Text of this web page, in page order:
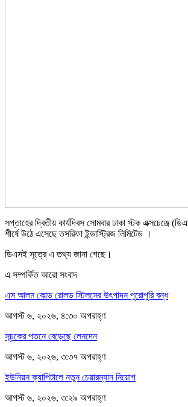
সপ্তাহের দ্বিতীয় কার্যদিবস সোমবার ঢাকা স্টক এক্সচেঞ্জে
শীর্ষে উঠে এসেছে তসরিফা ইন্ডাস্ট্রিজ লিমিটেড ।
ডিএসই সূত্রে এ তথ্য জানা গেছে।
এ সম্পর্কিত আরো সংবাদ
এস আলম কোল্ড রোলড স্টিলসের উৎপাদন পুরোপুরি বন্ধ
আগস্ট ৬, ২০২৬, ৪:৩০ অপরাহ্ণ
সূচকের পতনে বেড়েছে লেনদেন
আগস্ট ৬, ২০২৬, ৩:৩৭ অপরাহ্ণ
ইউনিয়ন ক্যাপিটালে নতুন চেয়ারম্যান নিয়োগ
আগস্ট ৬, ২০২৬, ৩:২৯ অপরাহ্ণ